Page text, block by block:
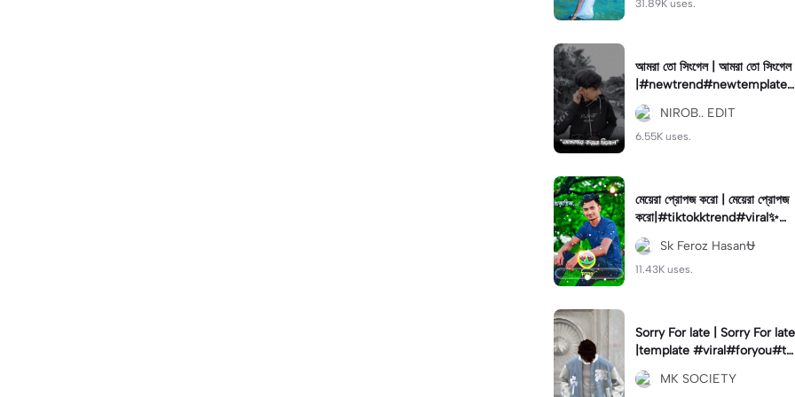
31.89K uses.
আমরা তো সিংগেল | আমরা তো সিংগেল
|#newtrend#newtemplate
#viral
NIROB.. EDIT
6.55K uses.
মেয়েরা প্রোপজ করো | মেয়েরা প্রোপজ
করো|#tiktokktrend#viral✨#f
ypcapcut🔥🔥🔥#furyou
Sk Feroz Hasan⛎
11.43K uses.
Sorry For late | Sorry For late
|template #viral#foryou#te
mplate#capcut#mksociety
MK SOCIETY